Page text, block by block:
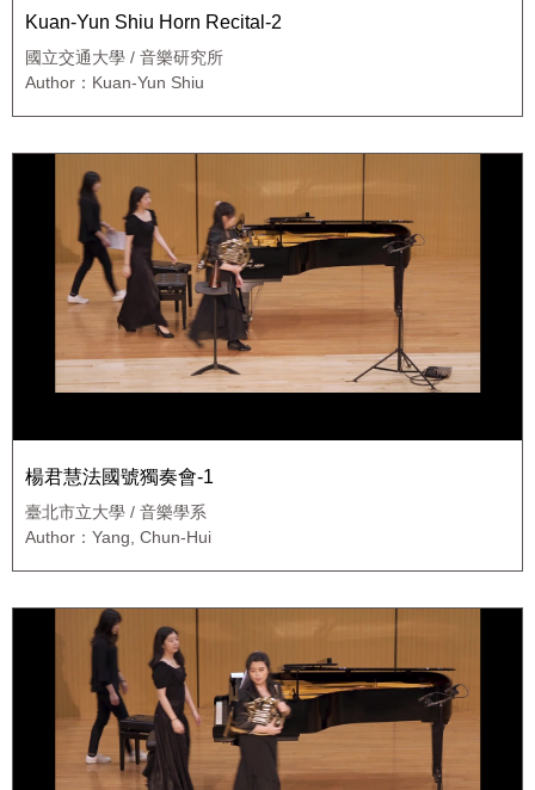
Kuan-Yun Shiu Horn Recital-2
國立交通大學 / 音樂研究所
Author：Kuan-Yun Shiu
楊君慧法國號獨奏會-1
臺北市立大學 / 音樂學系
Author：Yang, Chun-Hui